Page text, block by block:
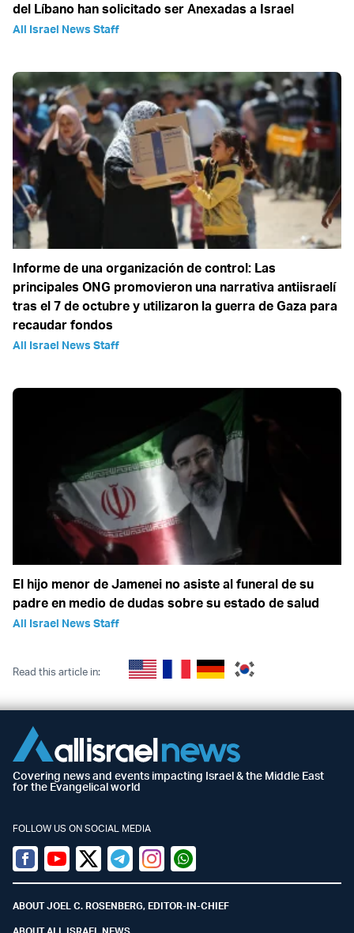
del Líbano han solicitado ser Anexadas a Israel
All Israel News Staff
Informe de una organización de control: Las
principales ONG promovieron una narrativa antiisraelí
tras el 7 de octubre y utilizaron la guerra de Gaza para
recaudar fondos
All Israel News Staff
El hijo menor de Jamenei no asiste al funeral de su
padre en medio de dudas sobre su estado de salud
All Israel News Staff
Read this article in:
Covering news and events impacting Israel & the Middle East
for the Evangelical world
FOLLOW US ON SOCIAL MEDIA
Facebook
YoutubeTwitter (X)
TelegramInstagramWhatsapp
ABOUT JOEL C. ROSENBERG, EDITOR-IN-CHIEF